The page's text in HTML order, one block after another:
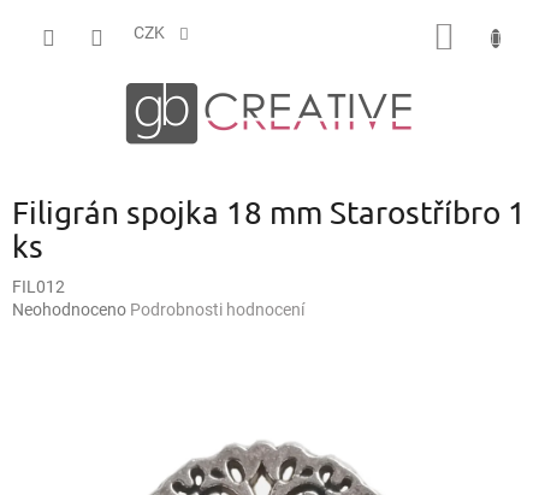
CZK
Filigrán spojka 18 mm Starostříbro 1
ks
FIL012
Průměrné
Neohodnoceno Podrobnosti hodnocení